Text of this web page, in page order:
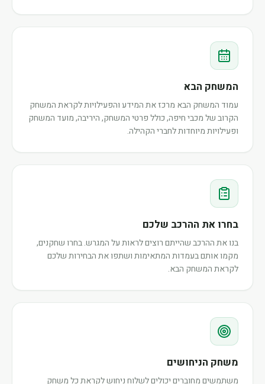
המשחק הבא
עמוד המשחק הבא מרכז את המידע והפעילויות לקראת המשחק
הקרוב של מכבי חיפה, כולל פרטי המשחק, היריבה, מועד המשחק
ופעילויות מיוחדות לחברי הקהילה.
בחרו את ההרכב שלכם
בנו את ההרכב שהייתם רוצים לראות על המגרש. בחרו שחקנים,
מקמו אותם בעמדות המתאימות ושתפו את הבחירות שלכם
לקראת המשחק הבא.
משחק הניחושים
משתמשים מחוברים יכולים לשלוח ניחוש לקראת כל משחק